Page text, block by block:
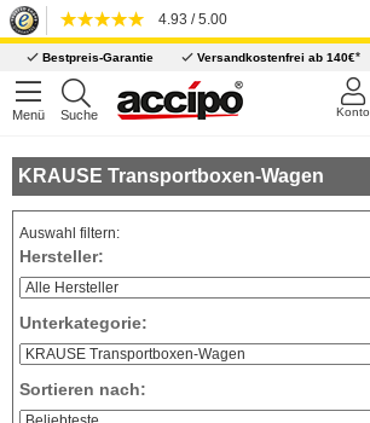
4.93 / 5.00
Bestpreis-Garantie Versandkostenfrei ab 140€*
Menü Suche Konto
KRAUSE Transportboxen-Wagen
Auswahl filtern:
Hersteller:
Unterkategorie:
Sortieren nach: